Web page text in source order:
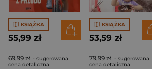
KSIĄŻKA
55,99 zł
69,99 zł - sugerowana
cena detaliczna
KSIĄŻKA
53,59 zł
79,99 zł - sugerowana
cena detaliczna